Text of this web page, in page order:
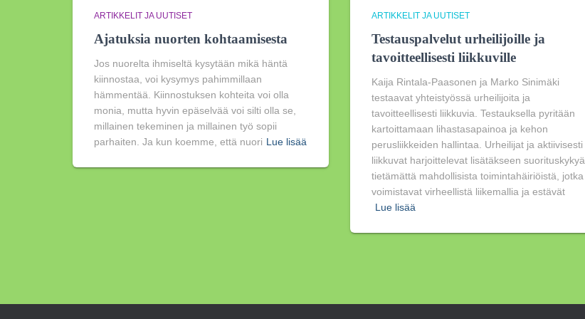
ARTIKKELIT JA UUTISET
Ajatuksia nuorten kohtaamisesta
Jos nuorelta ihmiseltä kysytään mikä häntä
kiinnostaa, voi kysymys pahimmillaan
hämmentää. Kiinnostuksen kohteita voi olla
monia, mutta hyvin epäselvää voi silti olla se,
millainen tekeminen ja millainen työ sopii
parhaiten. Ja kun koemme, että nuori Lue lisää
ARTIKKELIT JA UUTISET
Testauspalvelut urheilijoille ja
tavoitteellisesti liikkuville
Kaija Rintala-Paasonen ja Marko Sinimäki
testaavat yhteistyössä urheilijoita ja
tavoitteellisesti liikkuvia. Testauksella pyritään
kartoittamaan lihastasapainoa ja kehon
perusliikkeiden hallintaa. Urheilijat ja aktiivisesti
liikkuvat harjoittelevat lisätäkseen suorituskykyä
tietämättä mahdollisista toimintahäiriöistä, jotka
voimistavat virheellistä liikemallia ja estävät
Lue lisää